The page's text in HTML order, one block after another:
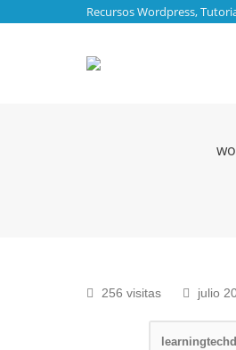
Recursos Wordpress,
256 visitas julio